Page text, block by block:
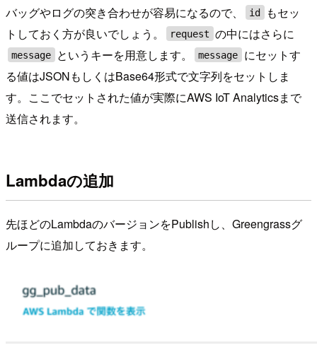
バッグやログの突き合わせが容易になるので、
id
もセッ
トしておく方が良いでしょう。
request の中にはさらに
message というキーを用意します。 message
にセットす
る値はJSONもしくはBase64形式で文字列をセットしま
す。ここでセットされた値が実際にAWS IoT Analyticsまで
送信されます。
Lambdaの追加
先ほどのLambdaのバージョンをPublishし、Greengrassグ
ループに追加しておきます。